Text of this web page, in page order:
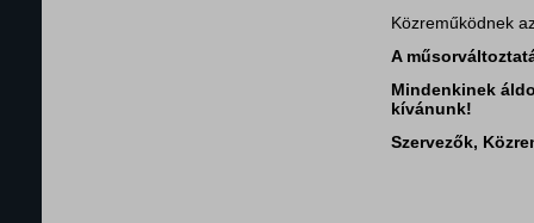
Közreműködnek
A
Mindenkinek
kívánunk!
Szervezők,